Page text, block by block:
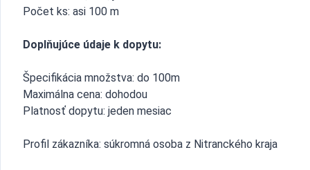
Počet ks: asi 100 m
Doplňujúce údaje k dopytu:
Špecifikácia množstva: do 100m
Maximálna cena: dohodou
Platnosť dopytu: jeden mesiac
Profil zákazníka: súkromná osoba z Nitranckého kraja